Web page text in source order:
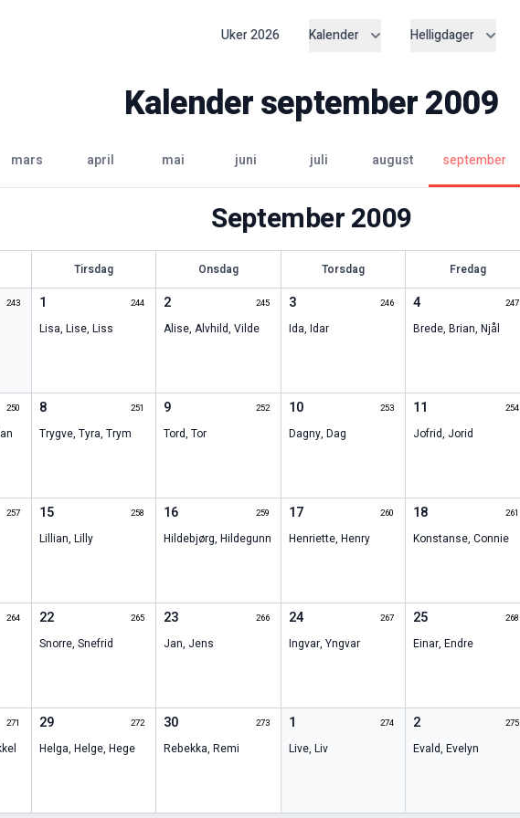
Uker2026 Kalender Helligdager
Kalenderseptember2009
mars april mai juni juli august september
September2009
Tirsdag Onsdag Torsdag Fredag
243 1 244
Lisa, Lise, Liss
2 245
Alise,Alvhild,Vilde
3 246
Ida, Idar
4 247
Brede,Brian,Njål
250 8 251
Trygve, Tyra, Trym
9 252
Tord,Tor
10 253
Dagny, Dag
11 254
Jofrid, Jorid
257 15 258
Lillian, Lilly
16 259
Hildebjørg,Hildegunn
17 260
Henriette, Henry
18 261
Konstanse,Connie
264 22 265
Snorre, Snefrid
23 266
Jan, Jens
24 267
Ingvar, Yngvar
25 268
Einar,Endre
271 29 272
Helga, Helge, Hege
30 273
Rebekka,Remi
1 274
Live, Liv
2 275
Evald,Evelyn